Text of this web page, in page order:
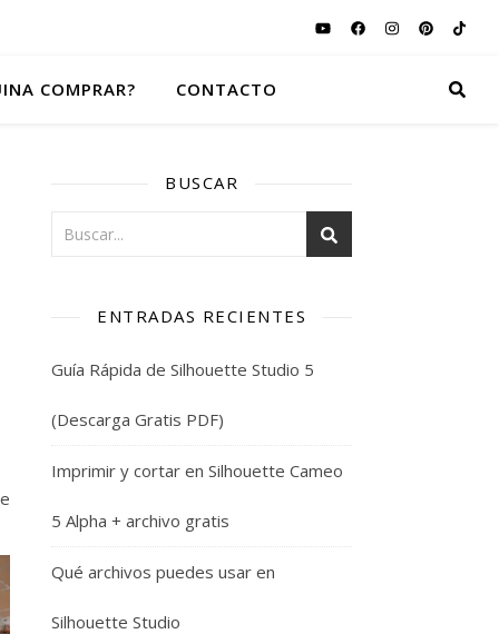
COMPRAR? CONTACTO
BUSCAR
ENTRADAS RECIENTES
Guía Rápida de Silhouette Studio 5
(Descarga Gratis PDF)
Imprimir y cortar en Silhouette Cameo
5 Alpha + archivo gratis
Qué archivos puedes usar en
Silhouette Studio